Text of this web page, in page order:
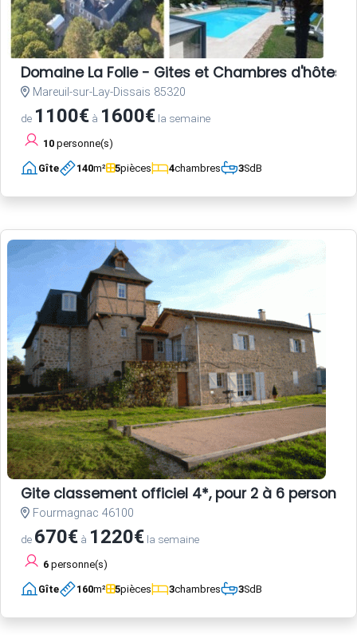
Domaine La Folie - Gites et Chambres d'hôtes à
Mareuil-sur-Lay-Dissais 85320
de 1100€ à 1600€ la semaine
10 personne(s)
Gîte 140m² 5pièces 4chambres 3SdB
Gite classement officiel 4*, pour 2 à 6
Fourmagnac 46100
de 670€ à 1220€ la semaine
6 personne(s)
Gîte 160m² 5pièces 3chambres 3SdB